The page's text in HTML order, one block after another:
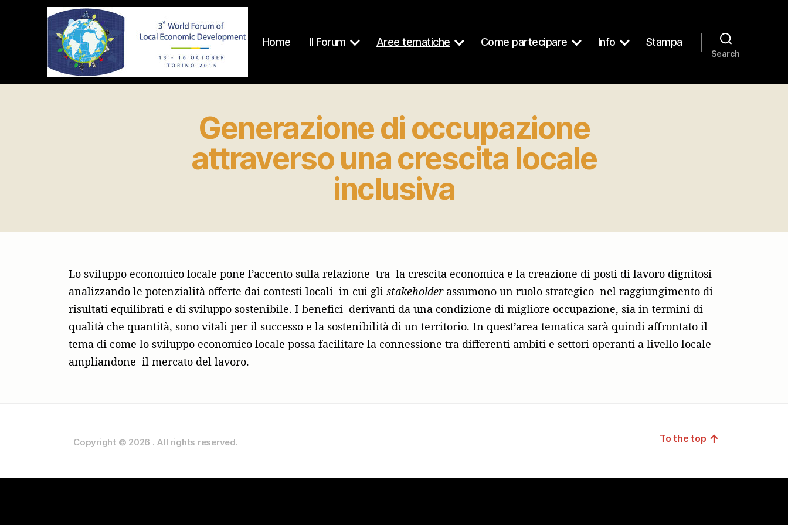
ledforumtorino2015.org
Home Il Forum Aree tematiche Come partecipare Info Stampa
Search
Generazione di occupazione
attraverso una crescita locale
inclusiva
Lo sviluppo economico locale pone l’accento sulla relazione tra la crescita economica e la creazione di posti di lavoro dignitosi
analizzando le potenzialità offerte dai contesti locali in cui gli stakeholderassumono un ruolo strategico nel raggiungimento di
risultati equilibrati e di sviluppo sostenibile. I benefici derivanti da una condizione di migliore occupazione, sia in termini di
qualità che quantità, sono vitali per il successo e la sostenibilità di un territorio. In quest’area tematica sarà quindi affrontato il
tema di come lo sviluppo economico locale possa facilitare la connessione tra differenti ambiti e settori operanti a livello locale
ampliandone il mercato del lavoro.
Copyright © 2026 . All rights reserved. To the top ↑